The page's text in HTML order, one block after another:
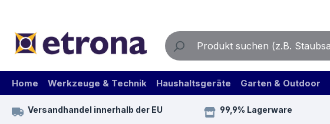
Home Werkzeuge & Technik Haushaltsgeräte Garten & Outdoor
Versandhandel innerhalb der EU 99,9% Lagerware